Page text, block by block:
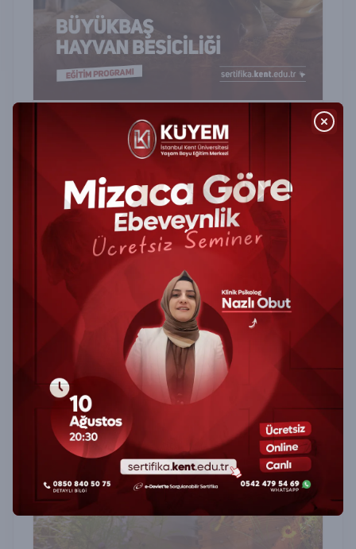
Büyükbaş Hayvan Besiciliği Sertifika
Büyükbaş Hayvan Besiciliği Sertifika Programı ile
verimli besicilik tekniklerini öğrenin, hayvan
sağlığı ve beslenme konularında profesyonel
yetkinlik kazanın.